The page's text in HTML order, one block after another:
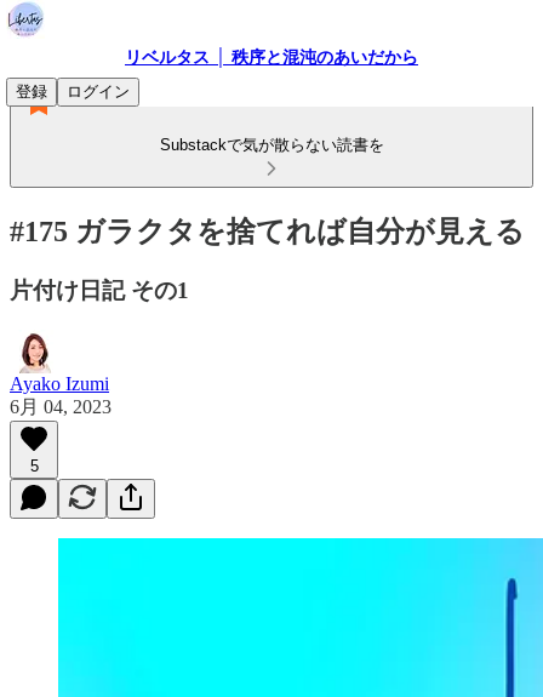
リベルタス │ 秩序と混沌のあいだから
登録
ログイン
Substackで気が散らない読書を
#175 ガラクタを捨てれば自分が見える
片付け日記 その1
Ayako Izumi
6月 04, 2023
5